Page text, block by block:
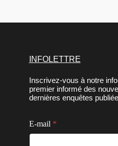
INFOLETTRE
Inscrivez-vous à notre
premier informé des
dernières enquêtes
C
o
E-mail *